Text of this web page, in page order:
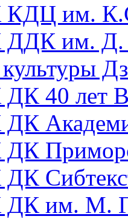
им.
им. Д.
40 лет
им. М.